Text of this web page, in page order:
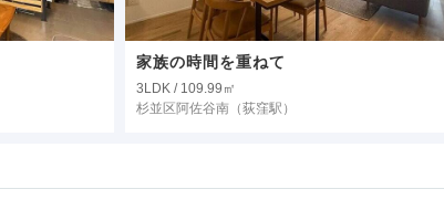
家族の時間を重ねて
3LDK / 109.99㎡
杉並区阿佐谷南 （荻窪駅）